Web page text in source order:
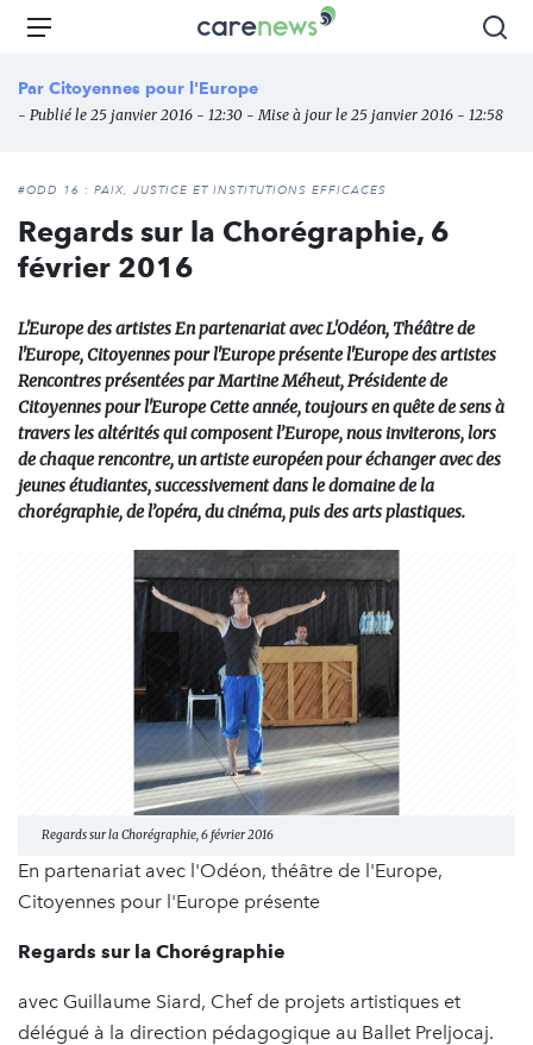
Aller
principal
Carenews,
média
des
l'engagement
Menu
Par Citoyennes pour l'Europe
- Publié le 25 janvier 2016 - 12:30 - Mise à jour le 25 janvier 2016 - 12:58
#ODD 16 : PAIX, JUSTICE ET INSTITUTIONS EFFICACES
Regards sur la Chorégraphie, 6
février 2016
L'Europe des artistes En partenariat avec L'Odéon, Théâtre de
l'Europe, Citoyennes pour l'Europe présente l'Europe des artistes
Rencontres présentées par Martine Méheut, Présidente de
Citoyennes pour l'Europe Cette année, toujours en quête de sens à
travers les altérités qui composent l’Europe, nous inviterons, lors
de chaque rencontre, un artiste européen pour échanger avec des
jeunes étudiantes, successivement dans le domaine de la
chorégraphie, de l’opéra, du cinéma, puis des arts plastiques.
Regards sur la Chorégraphie, 6 février 2016
En partenariat avec l'Odéon, théâtre de l'Europe,
Citoyennes pour l'Europe présente
Regards sur la Chorégraphie
avec Guillaume Siard, Chef de projets artistiques et
délégué à la direction pédagogique au Ballet Preljocaj.